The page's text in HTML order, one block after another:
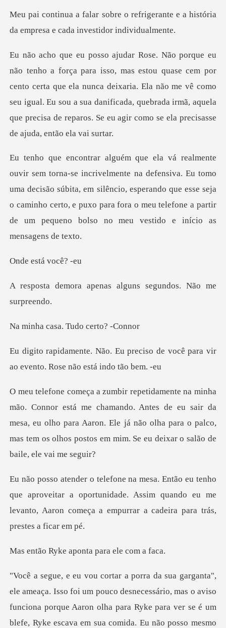
efrigerante e a história
da empres
or
cento certa que ela nunca deixaria. Ela não me vê como
seu igual. Eu sou a sua danificada, quebrada
a. Eu tomo
uma decisão súbita, em silêncio, esperando que esse seja
o caminho certo, e puxo par
stá vo
enas alguns segundos
sa. Tudo ce
reciso de você para vir
ao event
do. Antes de eu sair da
mesa, eu olho para Aaron. Ele já não olha para o palco,
aproveitar a oportunidade. Assim quando eu me
levanto, Aaron
aponta para e
nciona porque Aaron olha para Ryke para ver se é um
blefe, Ryke escava em sua comida. Eu não posso mesmo